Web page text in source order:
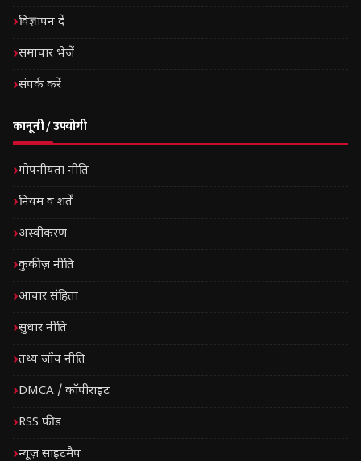
विज्ञापन दें
समाचार भेजें
संपर्क करें
कानूनी / उपयोगी
गोपनीयता नीति
नियम व शर्तें
अस्वीकरण
कुकीज़ नीति
आचार संहिता
सुधार नीति
तथ्य जाँच नीति
DMCA / कॉपीराइट
RSS फीड
न्यूज़ साइटमैप